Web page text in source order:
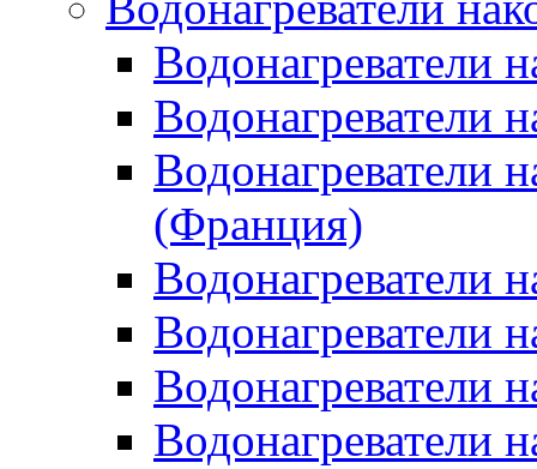
Водонагреватели
Водонагреватели
Водонагреватели
(Франция)
Водонагреватели
Водонагреватели
Водонагреватели
Водонагреватели